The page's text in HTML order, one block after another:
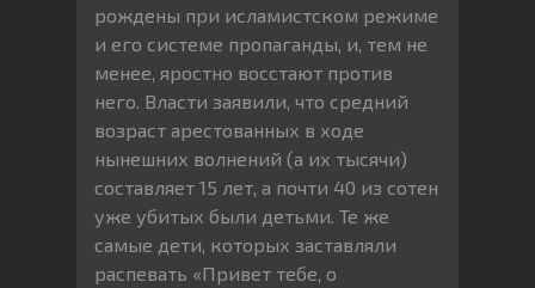
рождены при исламистском режиме
и его системе пропаганды, и, тем не
менее, яростно восстают против
него. Власти заявили, что средний
возраст арестованных в ходе
нынешних волнений (а их тысячи)
составляет 15 лет, а почти 40 из сотен
уже убитых были детьми. Те же
самые дети, которых заставляли
распевать «Привет тебе, о